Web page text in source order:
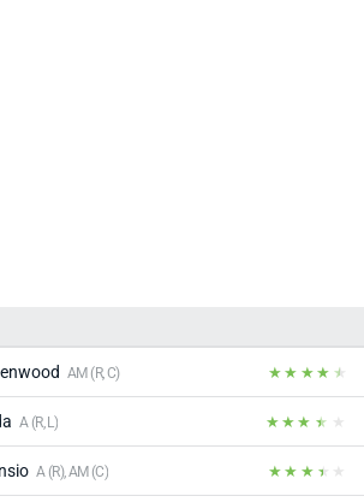
AM (R, C)
A (R, L)
A (R), AM (C)